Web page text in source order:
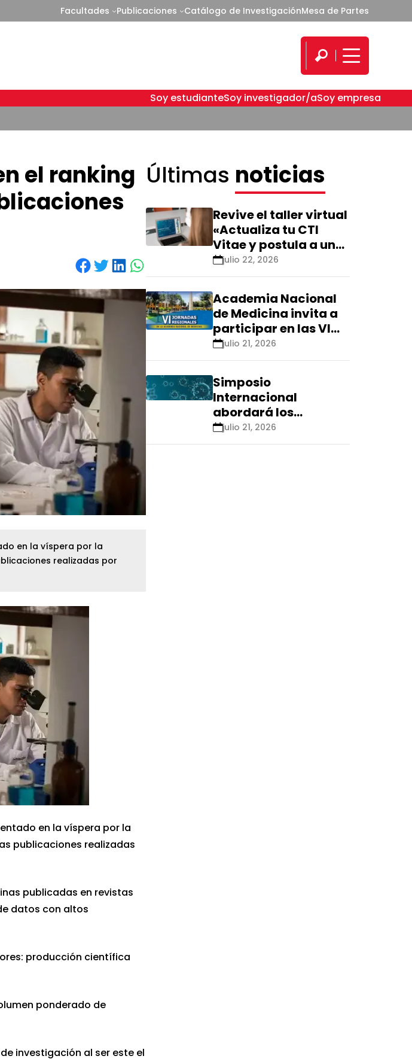
Facultades Publicaciones Catálogo de InvestigaciónMesa de Partes
Soy estudianteSoy investigador/aSoy empresa
el ranking
Share on Facebook Share on Twitter Share on LinkedIn Share on WhatsApp
en la víspera por la
realizadas por
en la víspera por la
publicaciones realizadas
publicadas en revistas
datos con altos
producción científica
ponderado de
investigación al ser este el
Últimas noticias
Revive el taller virtual
«Actualiza tu CTI
Vitae y postula a una
nueva calificación
Renacyt»
julio 22, 2026
Academia Nacional
de Medicina invita a
participar en las VI
Jornadas Regionales
que se realizarán en
Ica
julio 21, 2026
Simposio
Internacional
abordará los
aspectos éticos de
las tecnologías
julio 21, 2026